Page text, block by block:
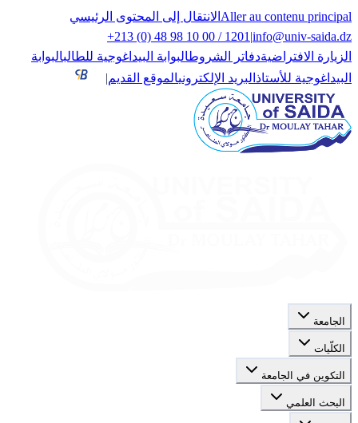
Aller au contenu principal الانتقال إلى المحتوى الرئيسي
info@univ-saida.dz
|
+213 (0) 48 98 10 00 / 1201
الزيارة الافتراضيةدفاتر الشروطالبوابة البيداغوجية للطالبالبوابة
البيداغوجية للأستاذ البريد الإلكترونيالموقع القديم|
الجامعة
الكلّيات
التكوين في الجامعة
البحث العلمي